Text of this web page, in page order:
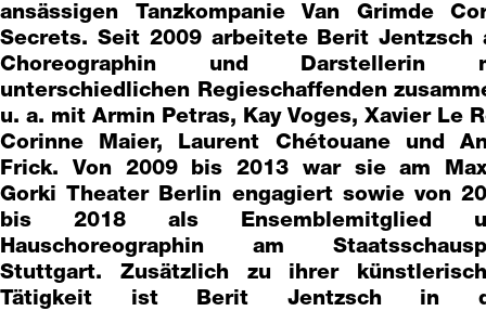
ansässigen Tanzkompanie Van Grimde
Secrets. Seit 2009 arbeitete Berit Jentzsch
Choreographin und Darstellerin
unterschiedlichen Regieschaffenden
u. a. mit Armin Petras, Kay Voges, Xavier Le
Corinne Maier, Laurent Chétouane und
Frick. Von 2009 bis 2013 war sie am
Gorki Theater Berlin engagiert sowie von
bis 2018 als Ensemblemitglied
Hauschoreographin am
Stuttgart. Zusätzlich zu ihrer
Tätigkeit ist Berit Jentzsch in